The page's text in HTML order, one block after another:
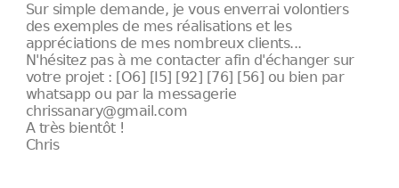
Sur simple demande, je vous enverrai volontiers
des exemples de mes réalisations et les
appréciations de mes nombreux clients...
N'hésitez pas à me contacter afin d'échanger sur
votre projet : [O6] [I5] [92] [76] [56] ou bien par
whatsapp ou par la messagerie
chrissanary@gmail.com
A très bientôt !
Chris